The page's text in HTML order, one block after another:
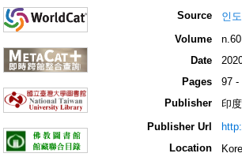
Source
인
Volume
n.60
Date
Pages
97 -
Publisher
印
Publisher Url
Location